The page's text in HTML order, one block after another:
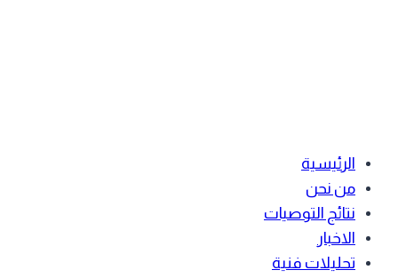
الرئيسية
من نحن
نتائج التوصيات
الاخبار
تحليلات فنية